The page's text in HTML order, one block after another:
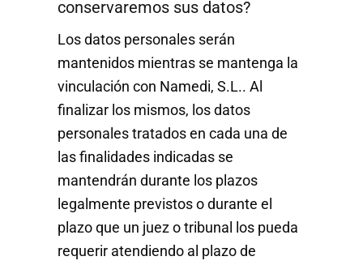
conservaremos sus datos?
Los datos personales serán
mantenidos mientras se mantenga la
vinculación con Namedi, S.L.. Al
finalizar los mismos, los datos
personales tratados en cada una de
las finalidades indicadas se
mantendrán durante los plazos
legalmente previstos o durante el
plazo que un juez o tribunal los pueda
requerir atendiendo al plazo de